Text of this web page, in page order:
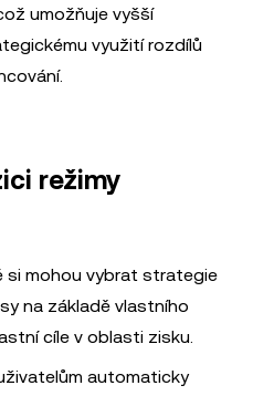
umožňuje vyšší
využití rozdílů
režimy
si mohou vybrat strategie
na základě vlastního
cíle v oblasti zisku.
automaticky